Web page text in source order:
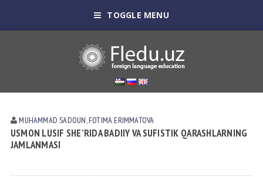
TOGGLE MENU
MUHAMMAD SADOUN,FOTIMA ERIMMATOVA
USMON LUSIF SHE’RIDA BADIIY VA SUFISTIK QARASHLARNING
JAMLANMASI